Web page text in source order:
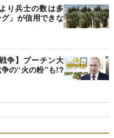
り兵士の数は多
」が信用できな
争】プーチン大
の“火の粉”も!?